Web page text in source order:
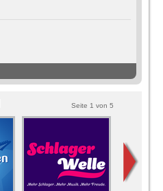
Seite 1 von 5